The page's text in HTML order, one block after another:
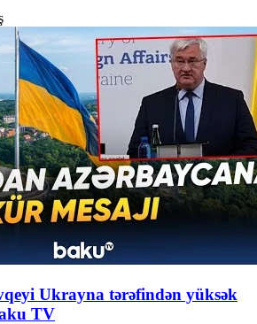
Ukrayna tərəfindən yüksək
TV